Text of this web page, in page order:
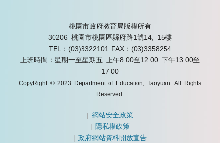
桃園市政府教育局版權所有
30206 桃園市桃園區縣府路1號14, 15樓
TEL：(03)3322101
FAX：(03)3358254
上班時間：星期一至星期五 上午8:00至12:00 下午13:00至
17:00
CopyRight © 2023 Department of Education, Taoyuan. All Rights
Reserved.
|網站安全政策
| 隱私權政策
|政府網站資料開放宣告